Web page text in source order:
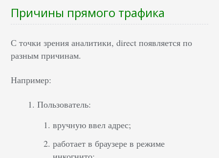
Причины прямого трафика
С точки зрения аналитики, direct появляется по
разным причинам.
Например:
Пользователь:
вручную ввел адрес;
работает в браузере в режиме